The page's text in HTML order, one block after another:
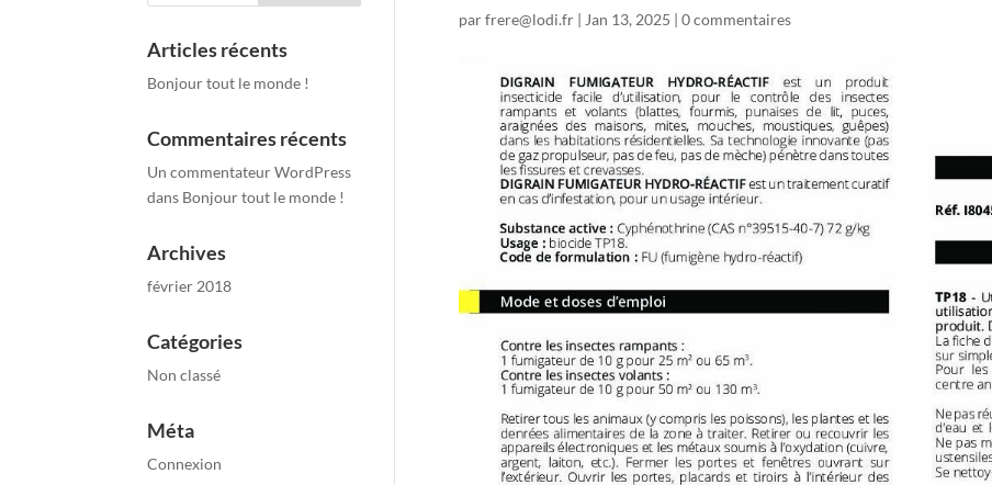
parfrere@lodi.fr| Jan 13, 2025 | 0 commentaires
Articles récents
Bonjour tout le monde !
Commentaires récents
Un commentateur WordPress
dans Bonjour tout le monde !
Archives
février 2018
Catégories
Non classé
Méta
Connexion